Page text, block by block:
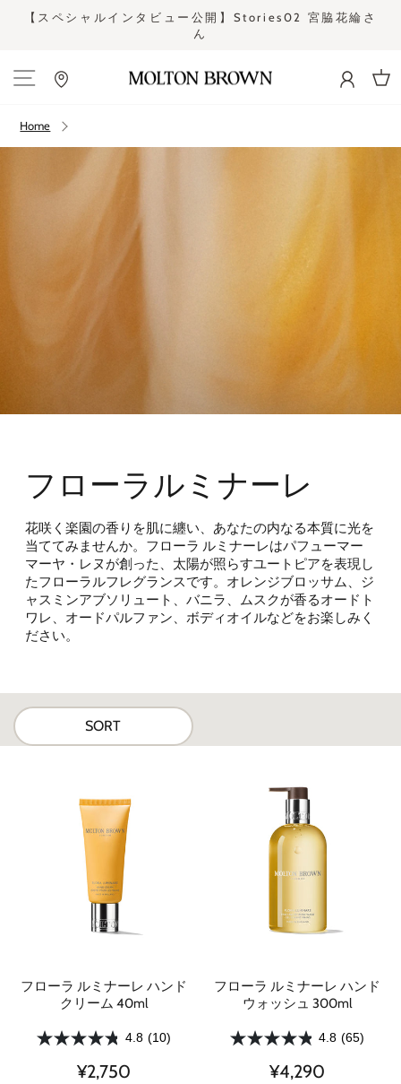
【スペシャルインタビュー公開】Stories02 宮脇花綸さ
ん
Site navigation
Home
フローラルミナーレ
花咲く楽園の香りを肌に纏い、あなたの内なる本質に光を
当ててみませんか。フローラ ルミナーレはパフューマー
マーヤ・レヌが創った、太陽が照らすユートピアを表現し
たフローラルフレグランスです。オレンジブロッサム、ジ
ャスミンアブソリュート、バニラ、ムスクが香るオードト
ワレ、オードパルファン、ボディオイルなどをお楽しみく
ださい。
SORT
フローラ ルミナーレ ハンド
クリーム 40ml
4.8 (10)
¥2,750
フローラ ルミナーレ ハンド
ウォッシュ 300ml
4.8 (65)
¥4,290